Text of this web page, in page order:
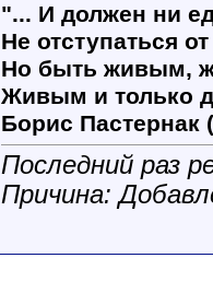
"... И должен ни
Не отступаться
Но быть живым,
Живым и только
Борис Пастернак
Последний раз
Причина: